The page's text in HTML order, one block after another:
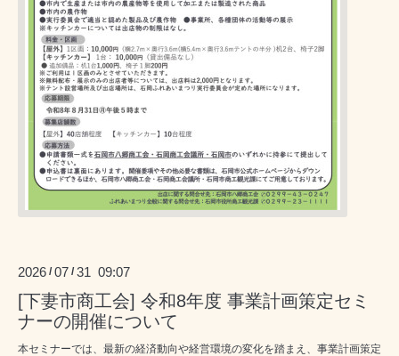
2026 /07 /31 09:07
[下妻市商工会] 令和8年度 事業計画策定セミ
ナーの開催について
本セミナーでは、最新の経済動向や経営環境の変化を踏まえ、事業計画策定